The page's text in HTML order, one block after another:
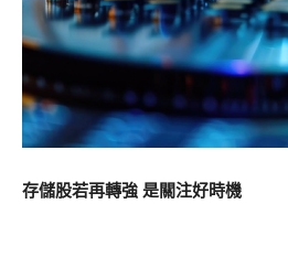
存儲股若再轉強 是關注好時機